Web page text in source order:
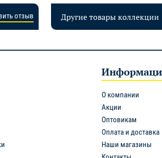
отзыв Другие товары коллекции
О компании
Акции
Оптовикам
Оплата и доставка
Наши магазины